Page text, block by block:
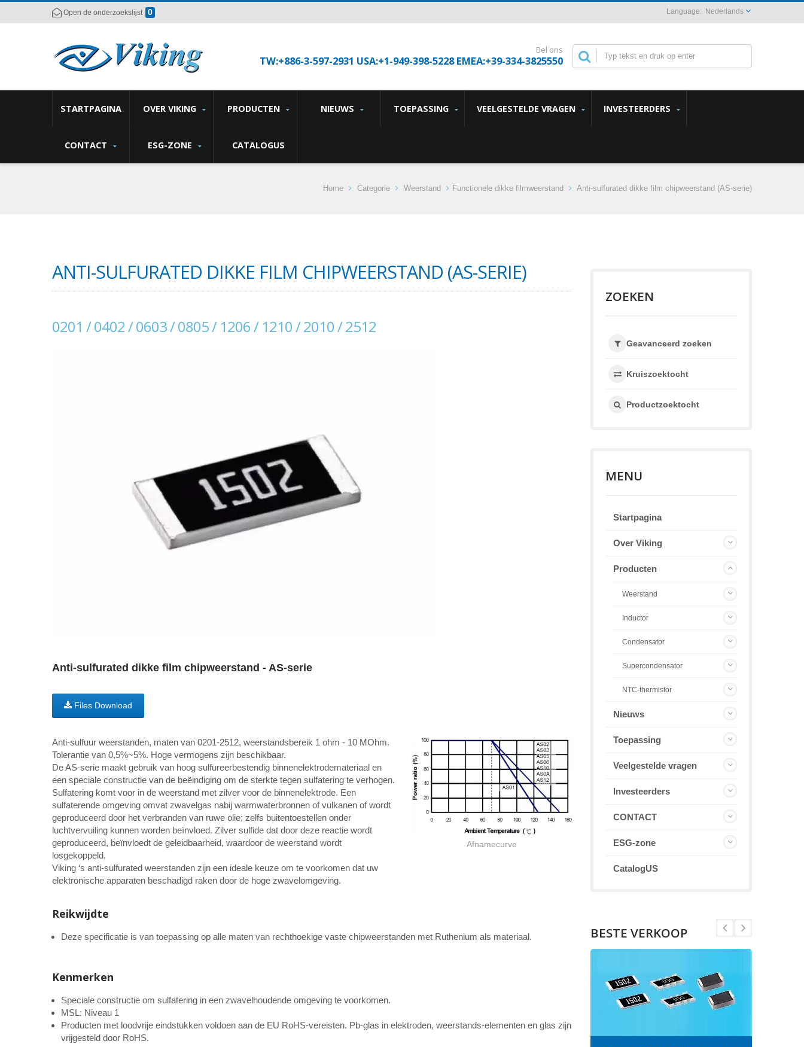
Open de onderzoekslijst 0 Nederlands
Bel ons
TW:+886-3-597-2931 USA:+1-949-398-5228 EMEA:+39-334-3825550
STARTPAGINA OVER VIKING PRODUCTEN NIEUWS TOEPASSING VEELGESTELDE VRAGEN INVESTEERDERS
CONTACT ESG-ZONE CATALOGUS
Home Categorie Weerstand Functionele dikke filmweerstand Anti-sulfurated dikke film chipweerstand (AS-serie)
ANTI-SULFURATED DIKKE FILM CHIPWEERSTAND (AS-SERIE)
0201 / 0402 / 0603 / 0805 / 1206 / 1210 / 2010 / 2512
Anti-sulfurated dikke film chipweerstand - AS-serie
Files Download
Afnamecurve
Anti-sulfuur weerstanden, maten van 0201-2512, weerstandsbereik 1 ohm - 10 MOhm.
Tolerantie van 0,5%~5%. Hoge vermogens zijn beschikbaar.
De AS-serie maakt gebruik van hoog sulfureerbestendig binnenelektrodemateriaal en
een speciale constructie van de beëindiging om de sterkte tegen sulfatering te verhogen.
Sulfatering komt voor in de weerstand met zilver voor de binnenelektrode. Een
sulfaterende omgeving omvat zwavelgas nabij warmwaterbronnen of vulkanen of wordt
geproduceerd door het verbranden van ruwe olie; zelfs buitentoestellen onder
luchtvervuiling kunnen worden beïnvloed. Zilver sulfide dat door deze reactie wordt
geproduceerd, beïnvloedt de geleidbaarheid, waardoor de weerstand wordt
losgekoppeld.
Viking ‘s anti-sulfurated weerstanden zijn een ideale keuze om te voorkomen dat uw
elektronische apparaten beschadigd raken door de hoge zwavelomgeving.
Reikwijdte
Deze specificatie is van toepassing op alle maten van rechthoekige vaste chipweerstanden met Ruthenium als materiaal.
Kenmerken
Speciale constructie om sulfatering in een zwavelhoudende omgeving te voorkomen.
MSL: Niveau 1
Producten met loodvrije eindstukken voldoen aan de EU RoHS-vereisten. Pb-glas in elektroden, weerstands-elementen en glas zijn
vrijgesteld door RoHS.
ZOEKEN
Geavanceerd zoeken
Kruiszoektocht
Productzoektocht
MENU
Startpagina
Over Viking
Producten
Weerstand
Inductor
Condensator
Supercondensator
NTC-thermistor
Nieuws
Toepassing
Veelgestelde vragen
Investeerders
CONTACT
ESG-zone
CatalogUS
BESTE VERKOOP